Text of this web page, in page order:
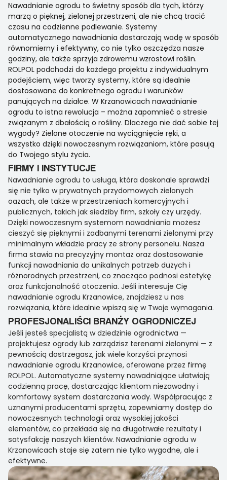
Nawadnianie ogrodu to świetny sposób dla tych, którzy
marzą o pięknej, zielonej przestrzeni, ale nie chcą tracić
czasu na codzienne podlewanie. Systemy
automatycznego nawadniania dostarczają wodę w sposób
równomierny i efektywny, co nie tylko oszczędza nasze
godziny, ale także sprzyja zdrowemu wzrostowi roślin.
ROLPOL podchodzi do każdego projektu z indywidualnym
podejściem, więc tworzy systemy, które są idealnie
dostosowane do konkretnego ogrodu i warunków
panujących na działce. W Krzanowicach nawadnianie
ogrodu to istna rewolucja – można zapomnieć o stresie
związanym z dbałością o rośliny. Dlaczego nie dać sobie tej
wygody? Zielone otoczenie na wyciągnięcie ręki, a
wszystko dzięki nowoczesnym rozwiązaniom, które pasują
do Twojego stylu życia.
FIRMY I INSTYTUCJE
Nawadnianie ogrodu to usługa, która doskonale sprawdzi
się nie tylko w prywatnych przydomowych zielonych
oazach, ale także w przestrzeniach komercyjnych i
publicznych, takich jak siedziby firm, szkoły czy urzędy.
Dzięki nowoczesnym systemom nawadniania możesz
cieszyć się pięknymi i zadbanymi terenami zielonymi przy
minimalnym wkładzie pracy ze strony personelu. Nasza
firma stawia na precyzyjny montaż oraz dostosowanie
funkcji nawadniania do unikalnych potrzeb dużych i
różnorodnych przestrzeni, co znacząco podnosi estetykę
oraz funkcjonalność otoczenia. Jeśli interesuje Cię
nawadnianie ogrodu Krzanowice, znajdziesz u nas
rozwiązania, które idealnie wpiszą się w Twoje wymagania.
PROFESJONALIŚCI BRANŻY OGRODNICZEJ
Jeśli jesteś specjalistą w dziedzinie ogrodnictwa —
projektujesz ogrody lub zarządzisz terenami zielonymi — z
pewnością dostrzegasz, jak wiele korzyści przynosi
nawadnianie ogrodu Krzanowice, oferowane przez firmę
ROLPOL. Automatyczne systemy nawadniające ułatwiają
codzienną pracę, dostarczając klientom niezawodny i
komfortowy system dostarczania wody. Współpracując z
uznanymi producentami sprzętu, zapewniamy dostęp do
nowoczesnych technologii oraz wysokiej jakości
elementów, co przekłada się na długotrwałe rezultaty i
satysfakcję naszych klientów. Nawadnianie ogrodu w
Krzanowicach staje się zatem nie tylko wygodne, ale i
efektywne.